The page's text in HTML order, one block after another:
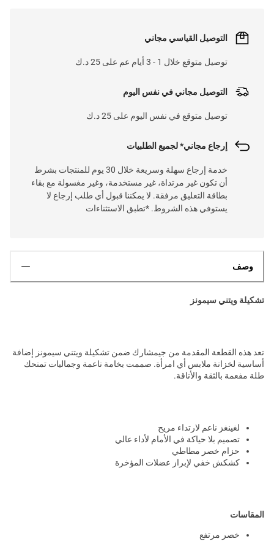
التوصيل القياسي مجاني
توصيل متوقع خلال 1 - 3 أيام عم على 25 د.ك
التوصيل مجاني في نفس اليوم
توصيل متوقع في نفس اليوم على 25 د.ك
إرجاع مجاني* لجميع الطلبيات
خدمة إرجاع سهلة وسريعة خلال 30 يوم للمنتجات بشرط
أن تكون غير مرتداة، غير مستخدمة، وغير مغسولة مع بقاء
بطاقة التعليق مرفقة. لا يمكننا قبول أي طلب إرجاع لا
يستوفي هذه الشروط. *تطبق الاستثناءات
وصف
تشكيلة ويتني سيمونز
تعد هذه القطعة المقدمة من جيمشارك ضمن تشكيلة ويتني سيمونز إضافة
أساسية لخزانة ملابس أي امرأة. صممت بخامة ناعمة وجماليات تمنحك
طلة مفعمة بالثقة والأناقة.
لغينغز ناعم لارتداء مريح
تصميم بلا حياكة في الأمام لأداء عالي
حزام خصر مطاطي
كشكش خفي لإبراز عضلات المؤخرة
المقاسات
خصر مرتفع